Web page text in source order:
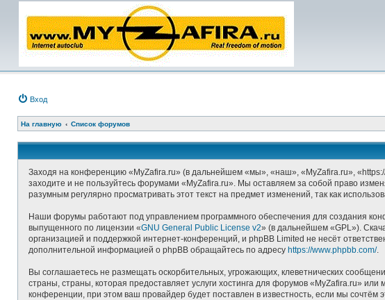
Вход
На главную Список форумов
Заходя на конференцию «MyZafira.ru» (в дальнейшем «мы», «наш», «MyZafira.ru»,
заходите и не пользуйтесь форумами «MyZafira.ru». Мы оставляем за собой право
разумным регулярно просматривать этот текст на предмет изменений, так как
Наши форумы работают под управлением программного обеспечения для создания
выпущенного по лицензии «GNU General Public License v2» (в дальнейшем «GPL»).
организацией и поддержкой интернет-конференций, и phpBB Limited не несёт
дополнительной информацией о phpBB обращайтесь по адресу https://www.phpbb.com/.
Вы соглашаетесь не размещать оскорбительных, угрожающих, клеветнических
страны, страны, которая предоставляет услуги хостинга для форумов «MyZafira.ru»
конференции, при этом ваш провайдер будет поставлен в известность, если мы